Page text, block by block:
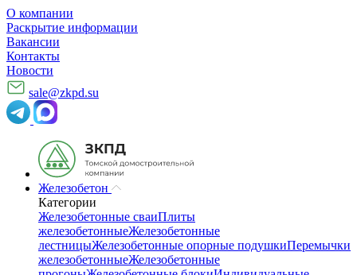
О компании
Раскрытие информации
Вакансии
Контакты
Новости
sale@zkpd.su
Железобетон
Категории
Железобетонные сваиПлиты
железобетонныеЖелезобетонные
лестницыЖелезобетонные опорные подушкиПеремычки
железобетонныеЖелезобетонные